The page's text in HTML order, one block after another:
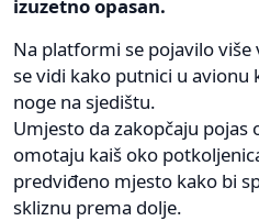
izuzetno opasan.
Na platformi se pojavilo
se vidi kako putnici u avionu
noge na sjedištu.
Umjesto da zakopčaju pojas
omotaju kaiš oko
predviđeno mjesto kako bi
skliznu prema dolje.